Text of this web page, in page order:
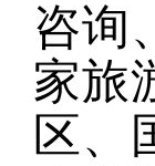
咨询
家旅
区、